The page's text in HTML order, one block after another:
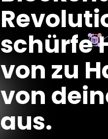
schürfe
von zu
von
aus.